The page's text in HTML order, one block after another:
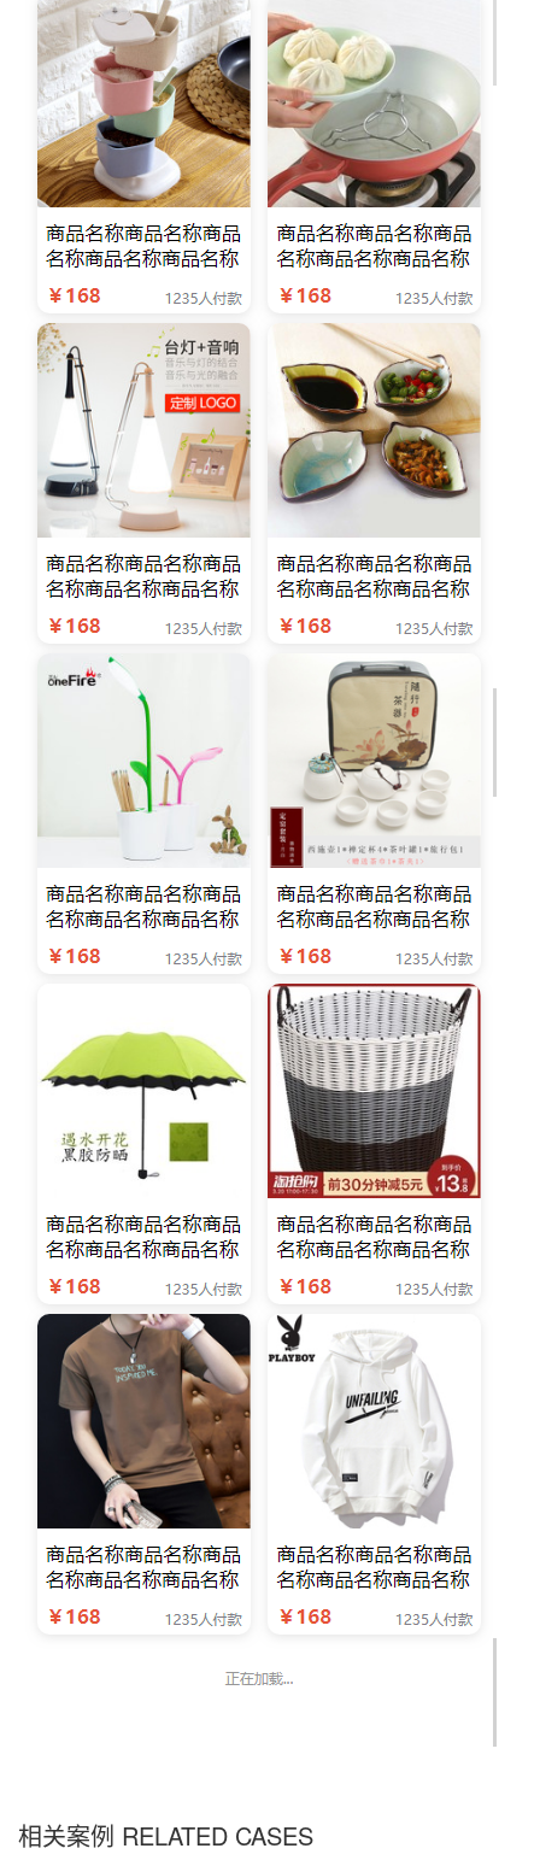
相关案例 RELATED CASES